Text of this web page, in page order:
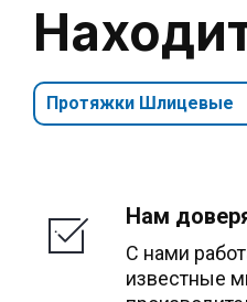
Протяжки Шлицевые
Нам
С нами
известные